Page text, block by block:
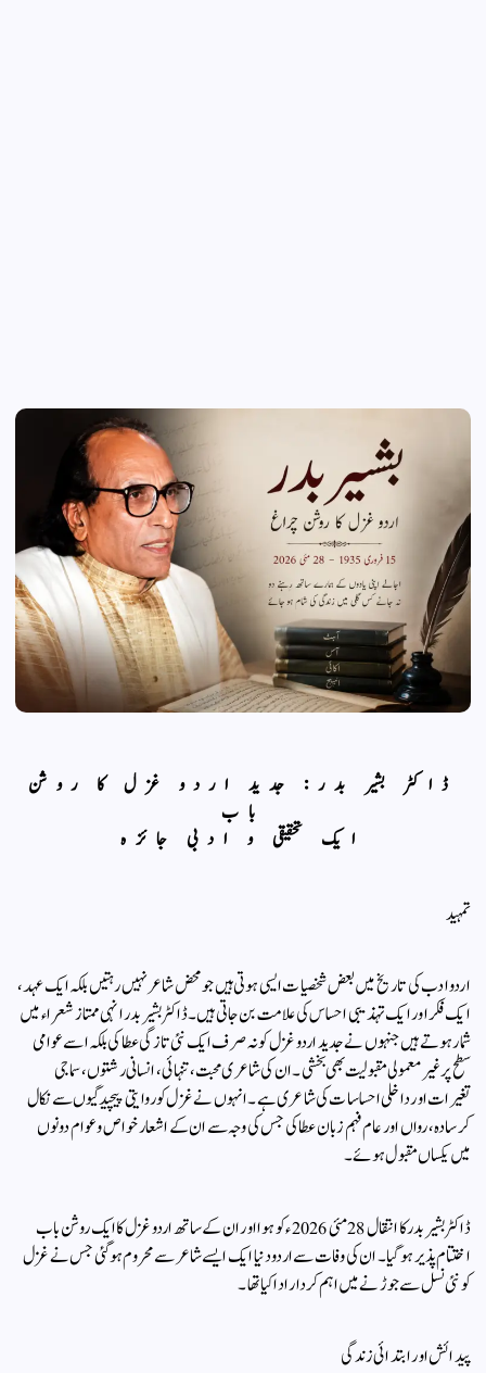
ڈاکٹر بشیر بدر: جدید اردو غزل کا روشن
باب
ایک تحقیقی و ادبی جائزہ
تمہید
اردو ادب کی تاریخ میں بعض شخصیات ایسی ہوتی ہیں جو محض شاعر نہیں رہتیں بلکہ ایک عہد،
ایک فکر اور ایک تہذیبی احساس کی علامت بن جاتی ہیں۔ ڈاکٹر بشیر بدر انہی ممتاز شعراء میں
شمار ہوتے ہیں جنہوں نے جدید اردو غزل کو نہ صرف ایک نئی تازگی عطا کی بلکہ اسے عوامی
سطح پر غیر معمولی مقبولیت بھی بخشی۔ ان کی شاعری محبت، تنہائی، انسانی رشتوں، سماجی
تغیرات اور داخلی احساسات کی شاعری ہے۔ انہوں نے غزل کو روایتی پیچیدگیوں سے نکال
کر سادہ، رواں اور عام فہم زبان عطا کی جس کی وجہ سے ان کے اشعار خواص و عوام دونوں
میں یکساں مقبول ہوئے۔
ڈاکٹر بشیر بدر کا انتقال 28 مئی 2026ء کو ہوا اور ان کے ساتھ اردو غزل کا ایک روشن باب
اختتام پذیر ہوگیا۔ ان کی وفات سے اردو دنیا ایک ایسے شاعر سے محروم ہوگئی جس نے غزل
کو نئی نسل سے جوڑنے میں اہم کردار ادا کیا تھا۔
پیدائش اور ابتدائی زندگی